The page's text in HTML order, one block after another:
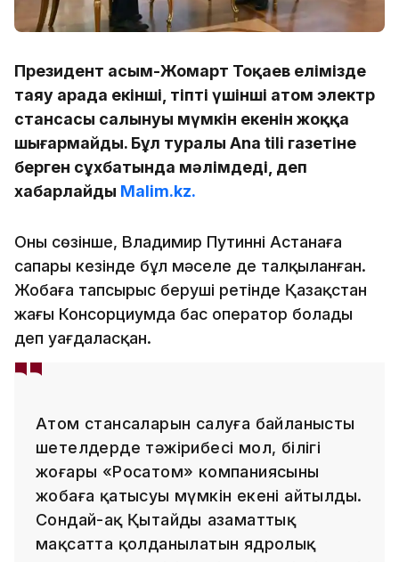
Президент Қасым-Жомарт Тоқаев елімізде
таяу арада екінші, тіпті үшінші атом электр
стансасы салынуы мүмкін екенін жоққа
шығармайды. Бұл туралы Ana tili газетіне
берген сұхбатында мәлімдеді, деп
хабарлайды Malim.kz.
Оның сөзінше, Владимир Путиннің Астанаға
сапары кезінде бұл мәселе де талқыланған.
Жобаға тапсырыс беруші ретінде Қазақстан
жағы Консорциумда бас оператор болады
деп уағдаласқан.
Атом стансаларын салуға байланысты
шетелдерде тәжірибесі мол, білігі
жоғары «Росатом» компаниясының
жобаға қатысуы мүмкін екені айтылды.
Сондай-ақ Қытайдың азаматтық
мақсатта қолданылатын ядролық